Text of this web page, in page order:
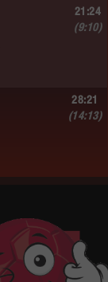
21:24
(9:10)
28:21
(14:13)